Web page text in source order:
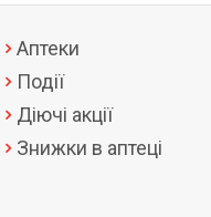
Аптеки
Події
Діючі акції
Знижки в аптеці